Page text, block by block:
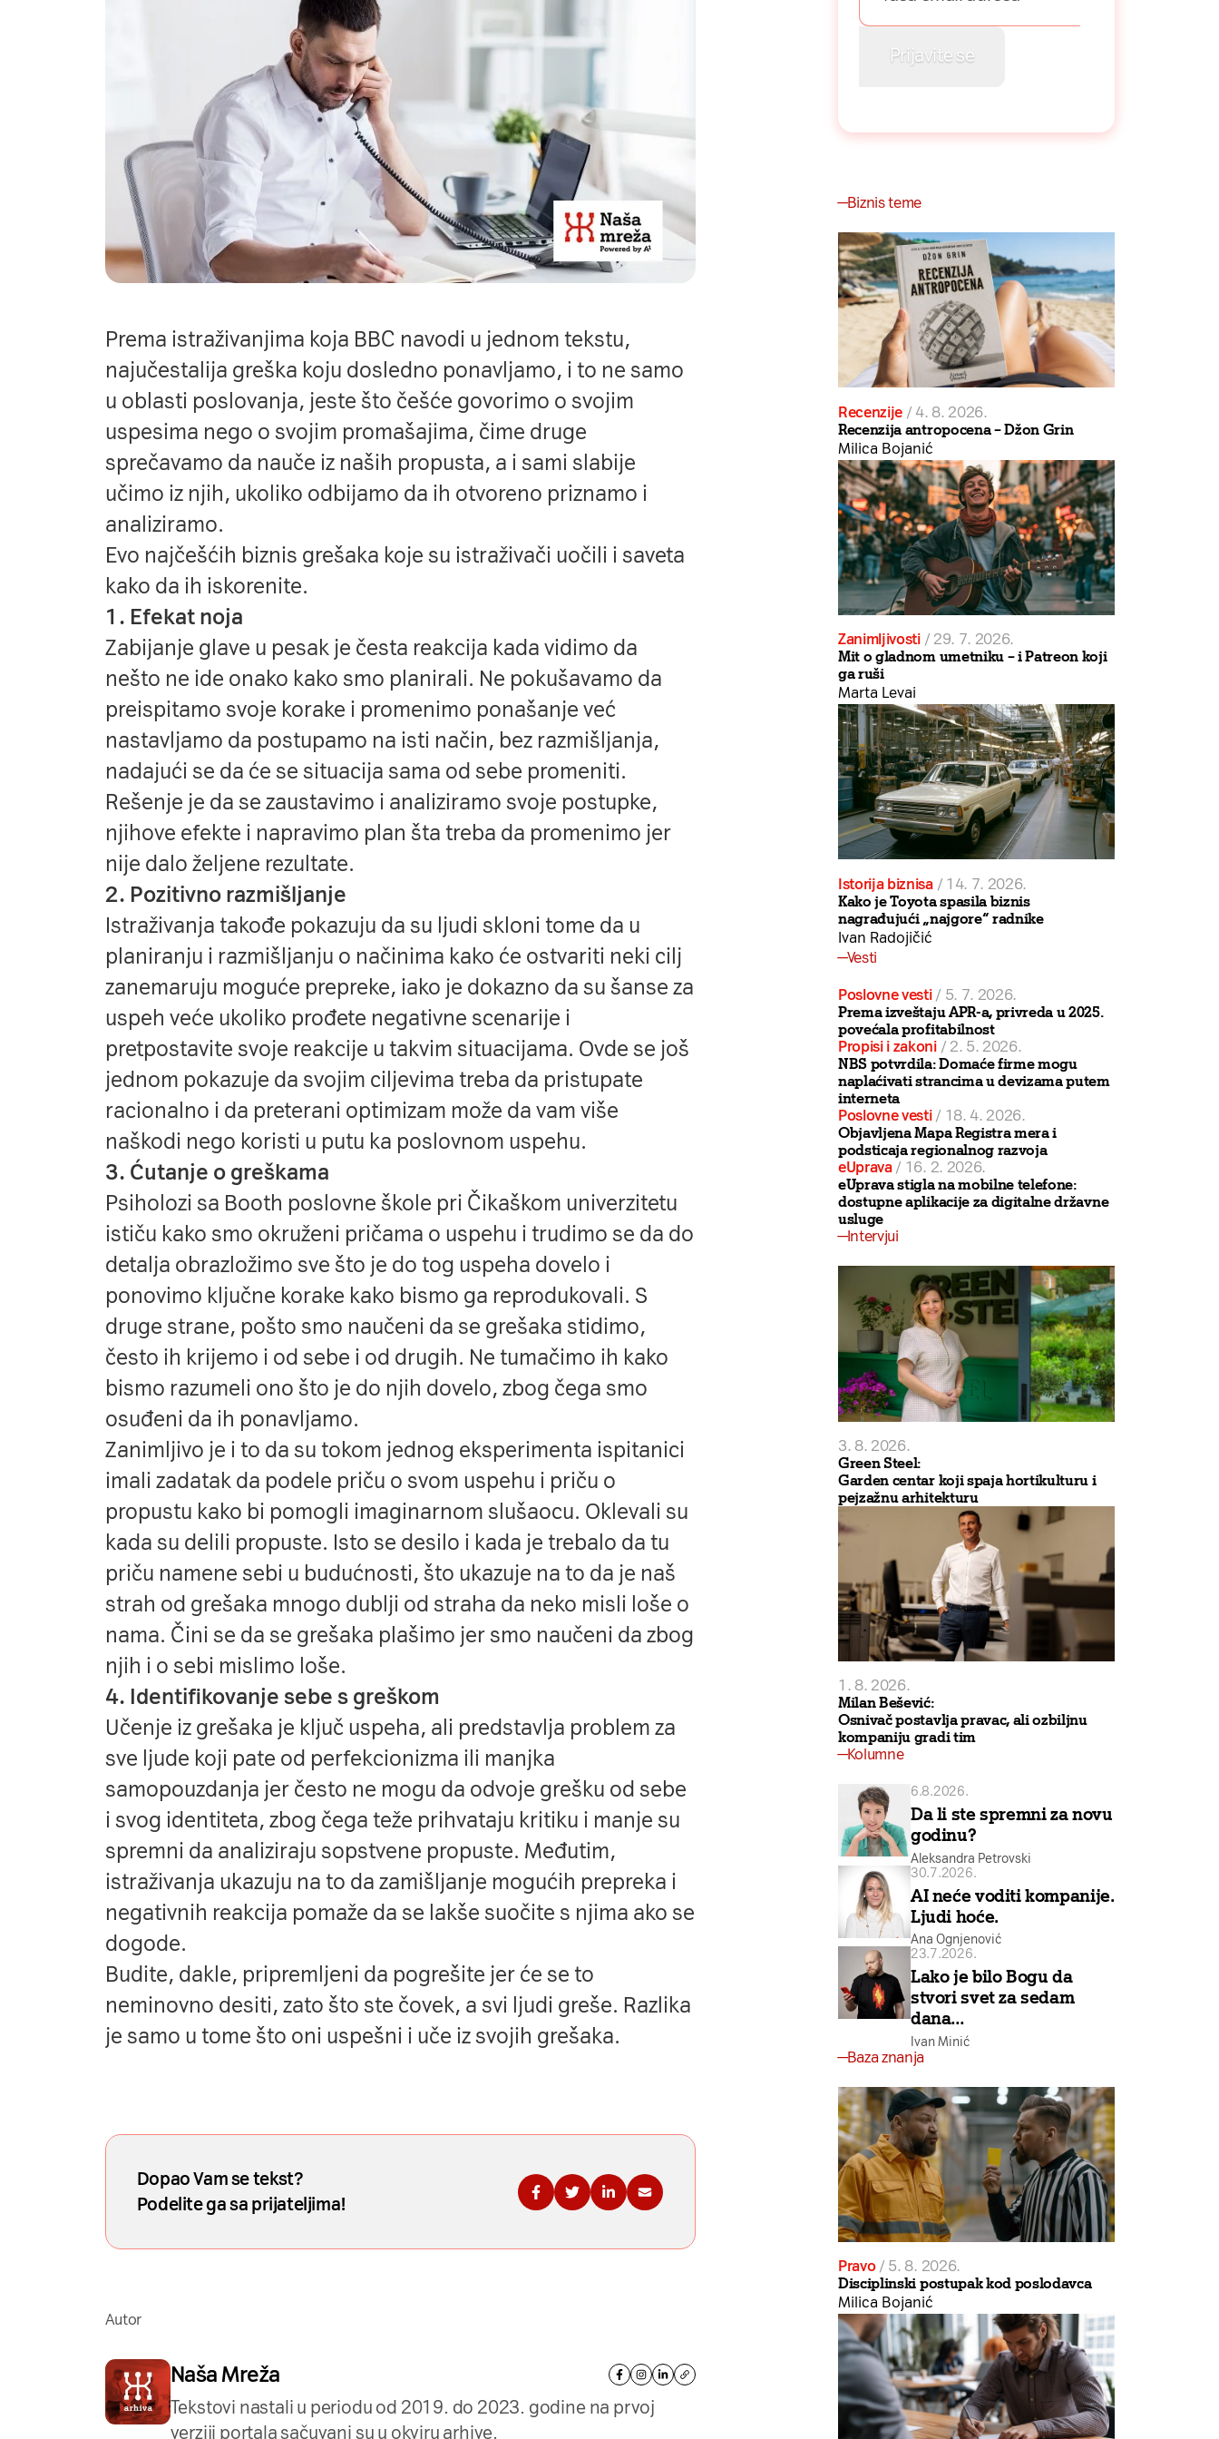
Prema istraživanjima koja BBC navodi u jednom tekstu,
najučestalija greška koju dosledno ponavljamo, i to ne samo
u oblasti poslovanja, jeste što češće govorimo o svojim
uspesima nego o svojim promašajima, čime druge
sprečavamo da nauče iz naših propusta, a i sami slabije
učimo iz njih, ukoliko odbijamo da ih otvoreno priznamo i
analiziramo.
Evo najčešćih biznis grešaka koje su istraživači uočili i saveta
kako da ih iskorenite.
1. Efekat noja
Zabijanje glave u pesak je česta reakcija kada vidimo da
nešto ne ide onako kako smo planirali. Ne pokušavamo da
preispitamo svoje korake i promenimo ponašanje već
nastavljamo da postupamo na isti način, bez razmišljanja,
nadajući se da će se situacija sama od sebe promeniti.
Rešenje je da se zaustavimo i analiziramo svoje postupke,
njihove efekte i napravimo plan šta treba da promenimo jer
nije dalo željene rezultate.
2. Pozitivno razmišljanje
Istraživanja takođe pokazuju da su ljudi skloni tome da u
planiranju i razmišljanju o načinima kako će ostvariti neki cilj
zanemaruju moguće prepreke, iako je dokazno da su šanse za
uspeh veće ukoliko prođete negativne scenarije i
pretpostavite svoje reakcije u takvim situacijama. Ovde se još
jednom pokazuje da svojim ciljevima treba da pristupate
racionalno i da preterani optimizam može da vam više
naškodi nego koristi u putu ka poslovnom uspehu.
3. Ćutanje o greškama
Psiholozi sa Booth poslovne škole pri Čikaškom univerzitetu
ističu kako smo okruženi pričama o uspehu i trudimo se da do
detalja obrazložimo sve što je do tog uspeha dovelo i
ponovimo ključne korake kako bismo ga reprodukovali. S
druge strane, pošto smo naučeni da se grešaka stidimo,
često ih krijemo i od sebe i od drugih. Ne tumačimo ih kako
bismo razumeli ono što je do njih dovelo, zbog čega smo
osuđeni da ih ponavljamo.
Zanimljivo je i to da su tokom jednog eksperimenta ispitanici
imali zadatak da podele priču o svom uspehu i priču o
propustu kako bi pomogli imaginarnom slušaocu. Oklevali su
kada su delili propuste. Isto se desilo i kada je trebalo da tu
priču namene sebi u budućnosti, što ukazuje na to da je naš
strah od grešaka mnogo dublji od straha da neko misli loše o
nama. Čini se da se grešaka plašimo jer smo naučeni da zbog
njih i o sebi mislimo loše.
4. Identifikovanje sebe s greškom
Učenje iz grešaka je ključ uspeha, ali predstavlja problem za
sve ljude koji pate od perfekcionizma ili manjka
samopouzdanja jer često ne mogu da odvoje grešku od sebe
i svog identiteta, zbog čega teže prihvataju kritiku i manje su
spremni da analiziraju sopstvene propuste. Međutim,
istraživanja ukazuju na to da zamišljanje mogućih prepreka i
negativnih reakcija pomaže da se lakše suočite s njima ako se
dogode.
Budite, dakle, pripremljeni da pogrešite jer će se to
neminovno desiti, zato što ste čovek, a svi ljudi greše. Razlika
je samo u tome što oni uspešni i uče iz svojih grešaka.
Dopao Vam se tekst?
Podelite ga sa prijateljima!
Podelite na Fejsbuku
Podelite na Tviteru
Podelite na Linkdinu
Podelite na imejl
Autor
Naša Mreža
Tekstovi nastali u periodu od 2019. do 2023. godine na prvoj
verziji portala sačuvani su u okviru arhive.
Biznis teme
Recenzije / 4. 8. 2026.
Recenzija antropocena – Džon Grin
Milica Bojanić
Zanimljivosti / 29. 7. 2026.
Mit o gladnom umetniku – i Patreon koji
ga ruši
Marta Levai
Istorija biznisa / 14. 7. 2026.
Kako je Toyota spasila biznis
nagrađujući „najgore“ radnike
Ivan Radojičić
Vesti
Poslovne vesti / 5. 7. 2026.
Prema izveštaju APR-a, privreda u 2025.
povećala profitabilnost
Propisi i zakoni / 2. 5. 2026.
NBS potvrdila: Domaće firme mogu
naplaćivati strancima u devizama putem
interneta
Poslovne vesti / 18. 4. 2026.
Objavljena Mapa Registra mera i
podsticaja regionalnog razvoja
eUprava / 16. 2. 2026.
eUprava stigla na mobilne telefone:
dostupne aplikacije za digitalne državne
usluge
Intervjui
3. 8. 2026.
Green Steel:
Garden centar koji spaja hortikulturu i
pejzažnu arhitekturu
1. 8. 2026.
Milan Bešević:
Osnivač postavlja pravac, ali ozbiljnu
kompaniju gradi tim
Kolumne
6.8.2026.
Da li ste spremni za novu
godinu?
Aleksandra Petrovski
30.7.2026.
AI neće voditi kompanije.
Ljudi hoće.
Ana Ognjenović
23.7.2026.
Lako je bilo Bogu da
stvori svet za sedam
dana…
Ivan Minić
Baza znanja
Pravo / 5. 8. 2026.
Disciplinski postupak kod poslodavca
Milica Bojanić